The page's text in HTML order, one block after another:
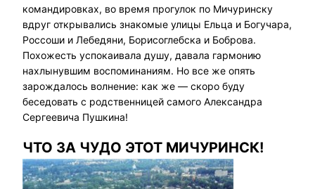
командировках, во время прогулок по Мичуринску
вдруг открывались знакомые улицы Ельца и Богучара,
Россоши и Лебедяни, Борисоглебска и Боброва.
Похожесть успокаивала душу, давала гармонию
нахлынувшим воспоминаниям. Но все же опять
зарождалось волнение: как же — скоро буду
беседовать с родственницей самого Александра
Сергеевича Пушкина!
ЧТО ЗА ЧУДО ЭТОТ МИЧУРИНСК!